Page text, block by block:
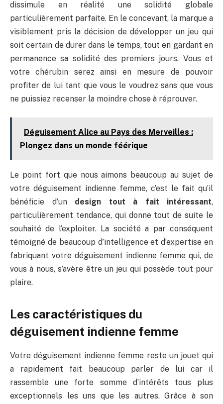
dissimule en réalité une solidité globale
particulièrement parfaite. En le concevant, la marque a
visiblement pris la décision de développer un jeu qui
soit certain de durer dans le temps, tout en gardant en
permanence sa solidité des premiers jours. Vous et
votre chérubin serez ainsi en mesure de pouvoir
profiter de lui tant que vous le voudrez sans que vous
ne puissiez recenser la moindre chose à réprouver.
Déguisement Alice au Pays des Merveilles :
Plongez dans un monde féérique
Le point fort que nous aimons beaucoup au sujet de
votre déguisement indienne femme, c’est le fait qu’il
bénéficie d’un design tout à fait intéressant,
particulièrement tendance, qui donne tout de suite le
souhaité de l’exploiter. La société a par conséquent
témoigné de beaucoup d’intelligence et d’expertise en
fabriquant votre déguisement indienne femme qui, de
vous à nous, s’avère être un jeu qui possède tout pour
plaire.
Les caractéristiques du
déguisement indienne femme
Votre déguisement indienne femme reste un jouet qui
a rapidement fait beaucoup parler de lui car il
rassemble une forte somme d’intérêts tous plus
exceptionnels les uns que les autres. Grâce à son